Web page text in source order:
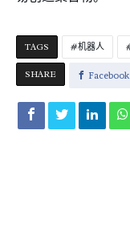
TAGS 机器人
SHARE Facebook